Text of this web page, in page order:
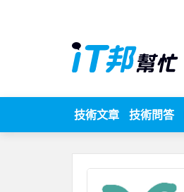
技術文章 技術問答